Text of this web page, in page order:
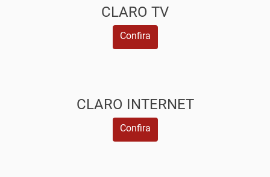
CLARO TV
Confira
CLARO INTERNET
Confira